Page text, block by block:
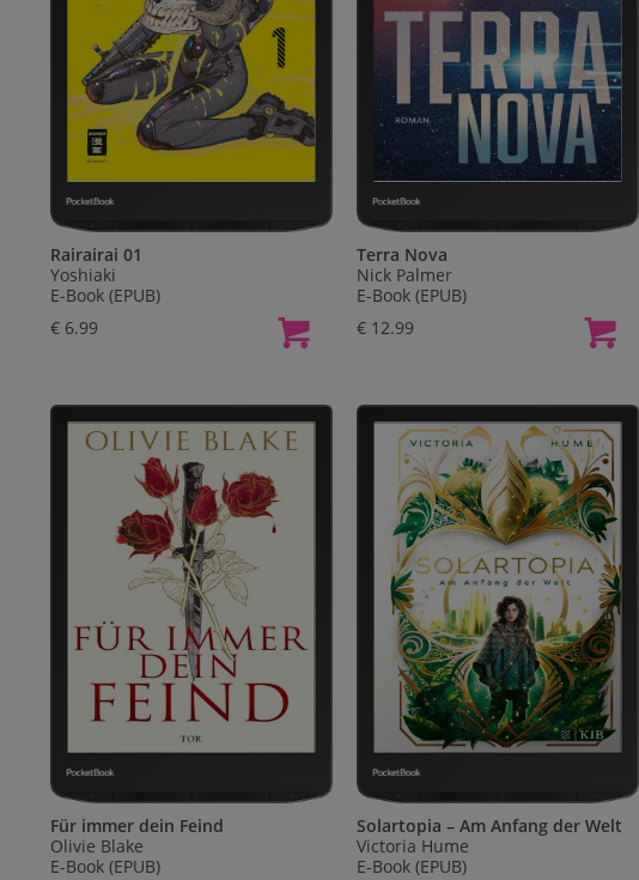
Rairairai 01
Yoshiaki
E-Book (EPUB)
€ 6.99
Terra Nova
Nick Palmer
E-Book (EPUB)
€ 12.99
Für immer dein Feind
Olivie Blake
E-Book (EPUB)
Solartopia – Am Anfang der Welt
Victoria Hume
E-Book (EPUB)